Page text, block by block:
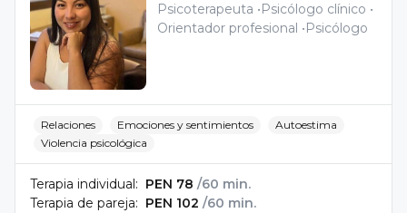
Psicoterapeuta
Psicólogo clínico
Orientador profesional
Psicólogo
Relaciones Emociones y sentimientos
Autoestima
Violencia psicológica
Terapia individual: PEN 78 /60 min.
Terapia de pareja: PEN 102 /60 min.